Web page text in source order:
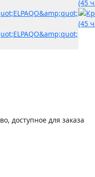
доступное для заказа